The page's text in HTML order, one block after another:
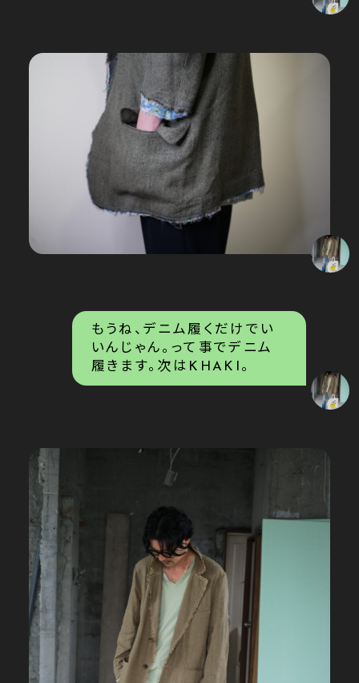
もうね、デニム履くだけでい
いんじゃん。って事でデニム
履きます。次はKHAKI。